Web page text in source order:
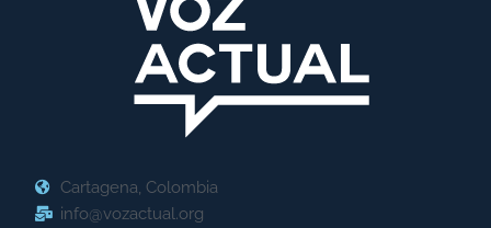
Cartagena, Colombia
info@vozactual.org